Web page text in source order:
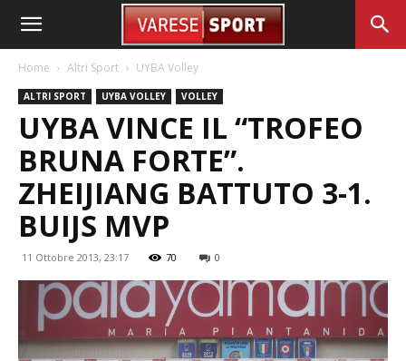
Home Altri Sport UYBA Volley
ALTRI SPORT UYBA VOLLEY VOLLEY
UYBA VINCE IL “TROFEO
BRUNA FORTE”.
ZHEIJIANG BATTUTO 3-1.
BUIJS MVP
11 Ottobre 2013, 23:17 70 0